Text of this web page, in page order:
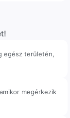
egész területén,
megérkezik